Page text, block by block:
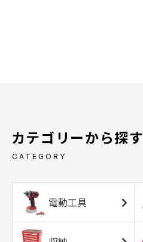
カテゴリーから探す
CATEGORY
電動工具